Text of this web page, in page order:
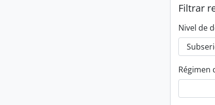
Filtrar
Nivel de
Régimen